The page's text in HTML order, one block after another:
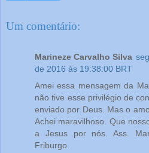
Um comentário:
Marineze Carvalho Silva
de 2016 às 19:38:00 BRT
Amei essa mensagem da
não tive esse privilégio de
enviado por Deus. Mas o
Achei maravilhoso. Que
a Jesus por nós. Ass.
Friburgo.